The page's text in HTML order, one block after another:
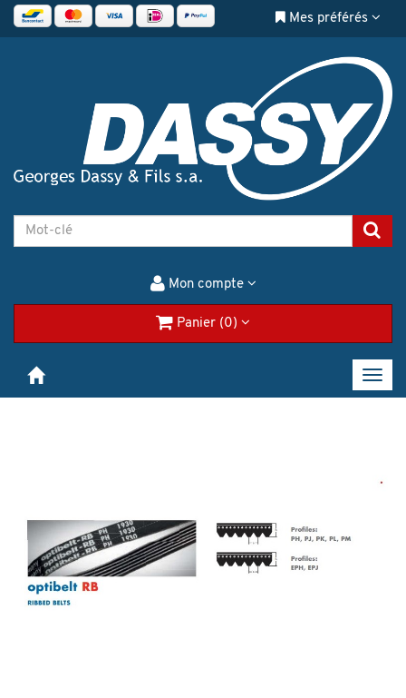
Mes préférés
Mon compte
Panier (0)